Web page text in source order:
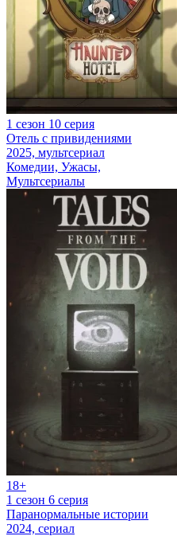
1 сезон 10 серия
Отель с привидениями
2025, мультсериал
Комедии, Ужасы,
Мультсериалы
18+
1 сезон 6 серия
Паранормальные истории
2024, сериал